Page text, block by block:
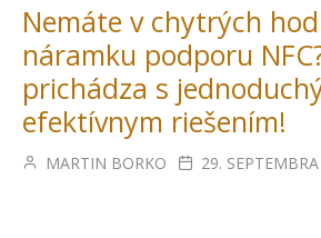
Nemáte v chytrých
náramku podporu
prichádza s
efektívnym riešením!
MARTIN BORKO 29.